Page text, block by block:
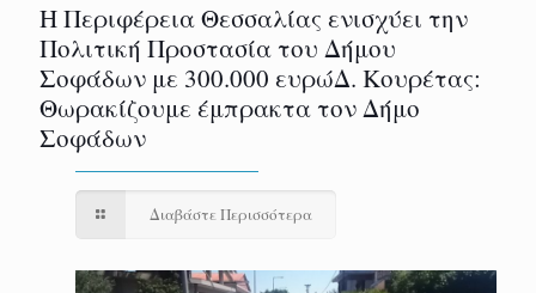
Η Περιφέρεια Θεσσαλίας ενισχύει την
Πολιτική Προστασία του Δήμου
Σοφάδων με 300.000 ευρώΔ. Κουρέτας:
Θωρακίζουμε έμπρακτα τον Δήμο
Σοφάδων
Διαβάστε Περισσότερα